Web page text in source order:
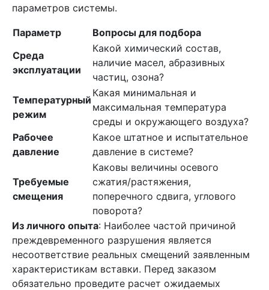
параметров системы.
Параметр
Вопросы для подбора
Среда
эксплуатации
Какой химический состав,
наличие масел, абразивных
частиц, озона?
Температурный
режим
Какая минимальная и
максимальная температура
среды и окружающего воздуха?
Рабочее
давление
Какое штатное и испытательное
давление в системе?
Требуемые
смещения
Каковы величины осевого
сжатия/растяжения,
поперечного сдвига, углового
поворота?
Из личного опыта: Наиболее частой причиной
преждевременного разрушения является
несоответствие реальных смещений заявленным
характеристикам вставки. Перед заказом
обязательно проведите расчет ожидаемых